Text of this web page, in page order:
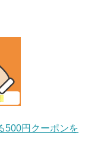
500円クーポンを